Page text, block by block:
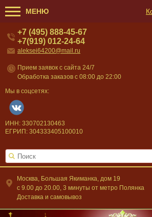
МЕНЮ
Москва, Большая Якиманка, дом 19
c 9.00 до 20.00, 3 минуты от метро Полянка
Доставка и самовывоз
+7 (495) 888-45-67
+7(919) 012-24-64
aleksei64200@mail.ru
Прием заявок с сайта 24/7
Обработка заказов с 08:00 до 22:00
Мы в соцсетях:
ИНН: 330702130463
ЕГРИП: 304333405100010